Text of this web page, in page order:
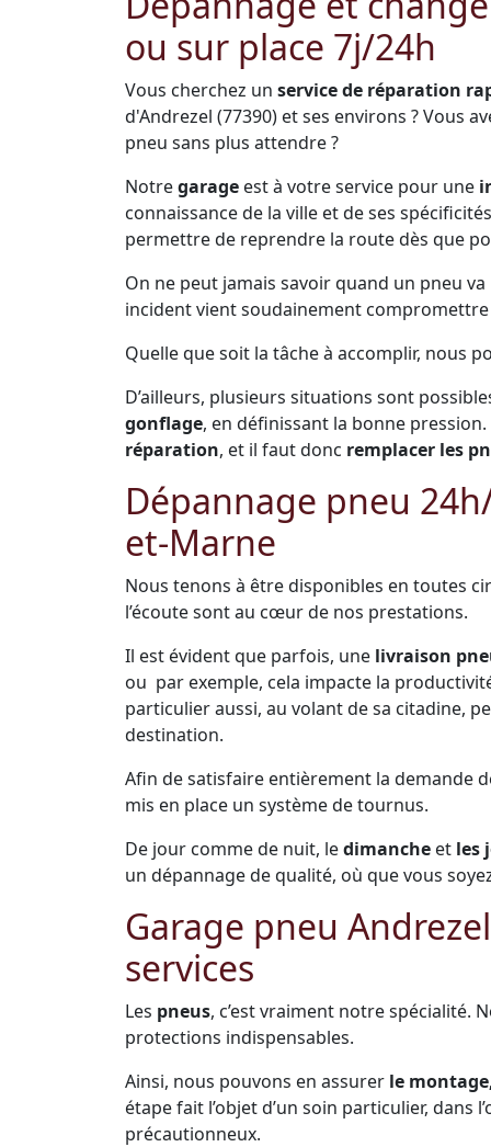
ou sur place 7j/24h
Vous cherchez un service de réparation
d'Andrezel (77390) et ses environs ? Vous
pneu sans plus attendre ?
Notregarage est à votre service pour une
connaissance de la ville et de ses
permettre de reprendre la route dès que
On ne peut jamais savoir quand un pneu
incident vient soudainement
Quelle que soit la tâche à accomplir, nous
D’ailleurs, plusieurs situations sont
gonflage, en définissant la bonne
réparation, et il faut donc remplacer les
Dépannage pneu
et-Marne
Nous tenons à être disponibles en toutes
l’écoute sont au cœur de nos prestations.
Il est évident que parfois, une livraison
ou par exemple, cela impacte la
particulier aussi, au volant de sa citadine,
destination.
Afin de satisfaire entièrement la demande
mis en place un système de tournus.
De jour comme de nuit, ledimanche et les
un dépannage de qualité, où que vous
Garage pneu
services
Les pneus, c’est vraiment notre spécialité.
protections indispensables.
Ainsi, nous pouvons en assurer le
étape fait l’objet d’un soin particulier, dans
précautionneux.